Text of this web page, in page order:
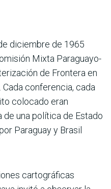
diciembre de 1965
Mixta Paraguayo-
de Frontera en
conferencia, cada
colocado eran
una política de Estado
Paraguay y Brasil
cartográficas